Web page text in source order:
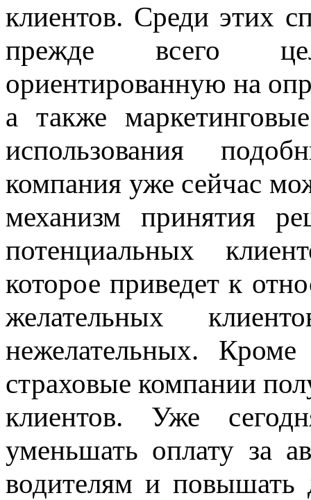
клиентов. Среди этих
прежде всего
ориентированную на
а также
использования
компания уже сейчас
механизм принятия
потенциальных
которое приведет к
желательных
нежелательных.
страховые компании
клиентов. Уже
уменьшать оплату за
водителям и повышать